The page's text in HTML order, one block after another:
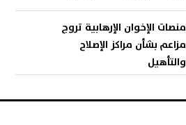
منصات الإخوان الإرهابية تروج
مزاعم بشأن مراكز الإصلاح
والتأهيل